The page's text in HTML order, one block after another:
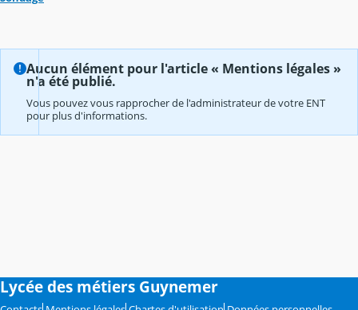
Aucun élément pour l'article « Mentions légales »
n'a été publié.
Vous pouvez vous rapprocher de l'administrateur de votre ENT
pour plus d'informations.
Lycée des métiers Guynemer